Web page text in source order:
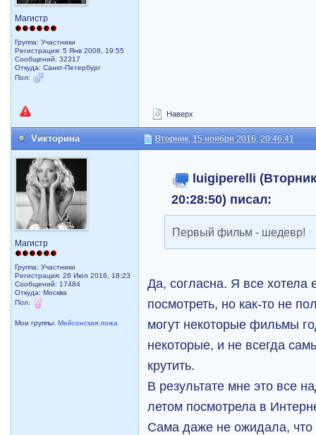
Магистр
Группа: Участники
Регистрация: 5 Янв 2008, 19:55
Сообщений: 32317
Откуда: Санкт-Петербург
Пол:
Наверх
Vикторина Вторник, 15 ноября 2016, 20:46:41
Магистр
Группа: Участники
Регистрация: 26 Июл 2016, 18:23
Сообщений: 17484
Откуда: Москва
Пол:
Мои группы:Мейсонская ложа
luigiperelli
20:28:50) писал:
Первый фильм - шедевр!
Да, согласна. Я все хотела
посмотреть, но как-то не
могут некоторые фильмы
некоторые, и не всегда
крутить.
В результате мне это все
летом посмотрела в
Сама даже не ожидала, что